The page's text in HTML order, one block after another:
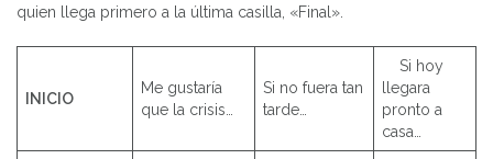
quien llega primero a la última casilla, «Final».
INICIO
Me gustaría
que la crisis…
Si no fuera tan
tarde…
Si hoy
llegara
pronto a
casa…